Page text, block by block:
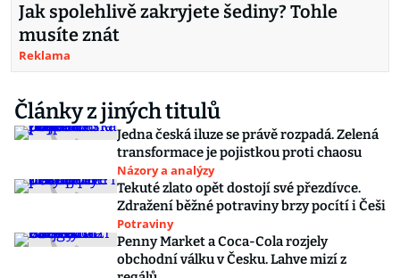
Jak spolehlivě zakryjete šediny? Tohle
musíte znát
Reklama
Články z jiných titulů
Jedna česká iluze se právě rozpadá. Zelená
transformace je pojistkou proti chaosu
Názory a analýzy
Tekuté zlato opět dostojí své přezdívce.
Zdražení běžné potraviny brzy pocítí i Češi
Potraviny
Penny Market a Coca-Cola rozjely
obchodní válku v Česku. Lahve mizí z